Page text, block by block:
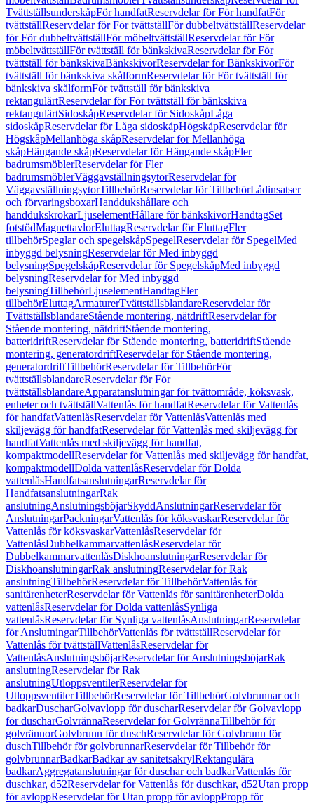
TvättställsunderskåpFör handfatReservdelar för För handfatFör
tvättställReservdelar för För tvättställFör dubbeltvättställReservdelar
för För dubbeltvättställFör möbeltvättställReservdelar för För
möbeltvättställFör tvättställ för bänkskivaReservdelar för För
tvättställ för bänkskivaBänkskivorReservdelar för BänkskivorFör
tvättställ för bänkskiva skålformReservdelar för För tvättställ för
bänkskiva skålformFör tvättställ för bänkskiva
rektangulärtReservdelar för För tvättställ för bänkskiva
rektangulärtSidoskåpReservdelar för SidoskåpLåga
sidoskåpReservdelar för Låga sidoskåpHögskåpReservdelar för
HögskåpMellanhöga skåpReservdelar för Mellanhöga
skåpHängande skåpReservdelar för Hängande skåpFler
badrumsmöblerReservdelar för Fler
badrumsmöblerVäggavställningsytorReservdelar för
VäggavställningsytorTillbehörReservdelar för TillbehörLådinsatser
och förvaringsboxarHanddukshållare och
handdukskrokarLjuselementHållare för bänkskivorHandtagSet
fotstödMagnettavlorEluttagReservdelar för EluttagFler
tillbehörSpeglar och spegelskåpSpegelReservdelar för SpegelMed
inbyggd belysningReservdelar för Med inbyggd
belysningSpegelskåpReservdelar för SpegelskåpMed inbyggd
belysningReservdelar för Med inbyggd
belysningTillbehörLjuselementHandtagFler
tillbehörEluttagArmaturerTvättställsblandareReservdelar för
TvättställsblandareStående montering, nätdriftReservdelar för
Stående montering, nätdriftStående montering,
batteridriftReservdelar för Stående montering, batteridriftStående
montering, generatordriftReservdelar för Stående montering,
generatordriftTillbehörReservdelar för TillbehörFör
tvättställsblandareReservdelar för För
tvättställsblandareApparatanslutningar för tvättområde, köksvask,
enheter och tvättställVattenlås för handfatReservdelar för Vattenlås
för handfatVattenlåsReservdelar för VattenlåsVattenlås med
skiljevägg för handfatReservdelar för Vattenlås med skiljevägg för
handfatVattenlås med skiljevägg för handfat,
kompaktmodellReservdelar för Vattenlås med skiljevägg för handfat,
kompaktmodellDolda vattenlåsReservdelar för Dolda
vattenlåsHandfatsanslutningarReservdelar för
HandfatsanslutningarRak
anslutningAnslutningsböjarSkyddAnslutningarReservdelar för
AnslutningarPackningarVattenlås för köksvaskarReservdelar för
Vattenlås för köksvaskarVattenlåsReservdelar för
VattenlåsDubbelkammarvattenlåsReservdelar för
DubbelkammarvattenlåsDiskhoanslutningarReservdelar för
DiskhoanslutningarRak anslutningReservdelar för Rak
anslutningTillbehörReservdelar för TillbehörVattenlås för
sanitärenheterReservdelar för Vattenlås för sanitärenheterDolda
vattenlåsReservdelar för Dolda vattenlåsSynliga
vattenlåsReservdelar för Synliga vattenlåsAnslutningarReservdelar
för AnslutningarTillbehörVattenlås för tvättställReservdelar för
Vattenlås för tvättställVattenlåsReservdelar för
VattenlåsAnslutningsböjarReservdelar för AnslutningsböjarRak
anslutningReservdelar för Rak
anslutningUtloppsventilerReservdelar för
UtloppsventilerTillbehörReservdelar för TillbehörGolvbrunnar och
badkarDuscharGolvavlopp för duscharReservdelar för Golvavlopp
för duscharGolvrännaReservdelar för GolvrännaTillbehör för
golvrännorGolvbrunn för duschReservdelar för Golvbrunn för
duschTillbehör för golvbrunnarReservdelar för Tillbehör för
golvbrunnarBadkarBadkar av sanitetsakrylRektangulära
badkarAggregatanslutningar för duschar och badkarVattenlås för
duschkar, d52Reservdelar för Vattenlås för duschkar, d52Utan propp
för avloppReservdelar för Utan propp för avloppPropp för